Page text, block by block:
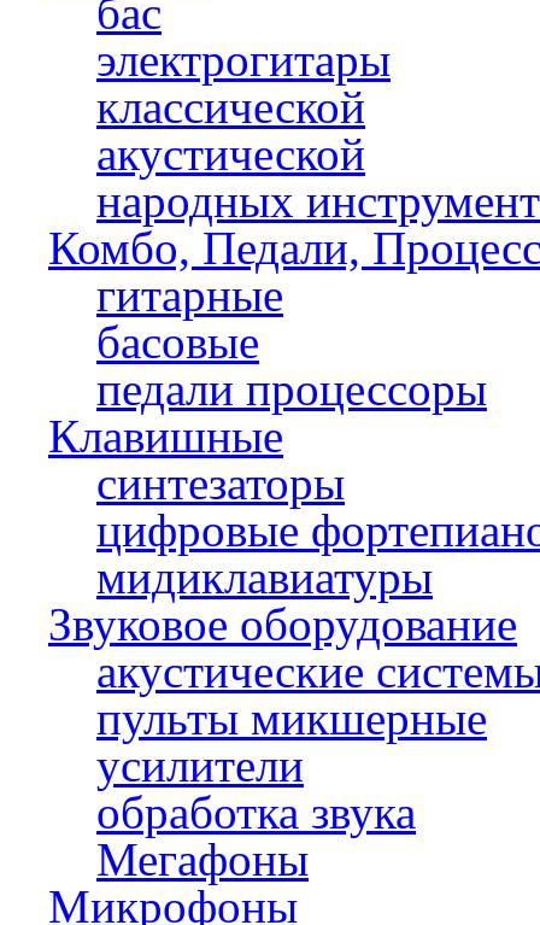
бас
электрогитары
классической
акустической
народных
Комбо, Педали,
гитарные
басовые
педали процессоры
Клавишные
синтезаторы
цифровые
мидиклавиатуры
Звуковое оборудование
акустические
пульты микшерные
усилители
обработка звука
Мегафоны
Микрофоны